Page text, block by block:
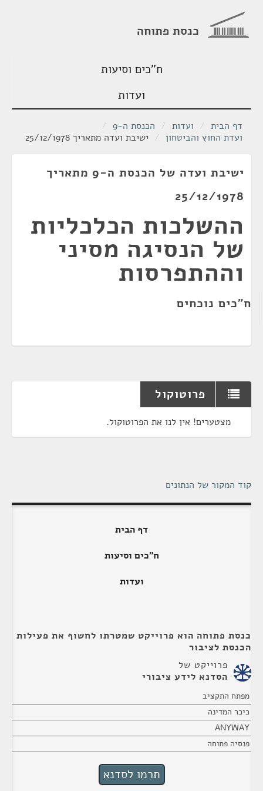
כנסת פתוחה
ח"כים וסיעות
ועדות
דף הבית / ועדות / הכנסת ה-9
/
ועדת החוץ והביטחון / ישיבת ועדה מתאריך 25/12/1978
ישיבת ועדה של הכנסת ה-9 מתאריך
25/12/1978
ההשלכות הכלכליות
של הנסיגה מסיני
וההתפרסות
ח"כים נוכחים
פרוטוקול
מצטערים! אין לנו את הפרוטוקול.
קוד המקור של הנתונים
דף הבית
ח"כים וסיעות
ועדות
כנסת פתוחה הוא פרוייקט שמטרתו לחשוף את פעילות
הכנסת לציבור
פרוייקט של
הסדנא לידע ציבורי
מפתח התקציב
כיכר המדינה
ANYWAY
פנסיה פתוחה